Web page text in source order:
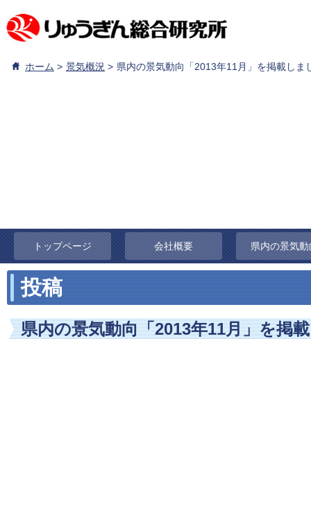
ホーム 景気概況 県内の景気動向「2013年11月」を掲載しま
トップページ 会社概要 県内の景気動
投稿
県内の景気動向「2013年11月」を掲